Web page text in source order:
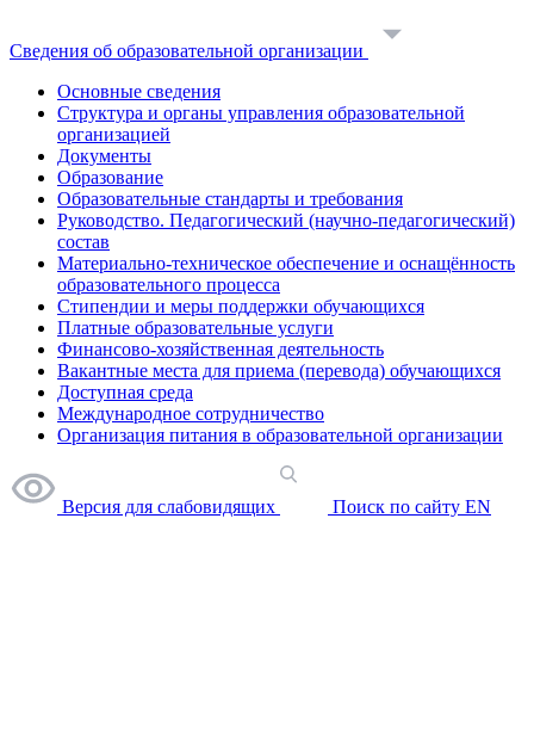
Сведения об образовательной организации
Основные сведения
Структура и органы управления образовательной
организацией
Документы
Образование
Образовательные стандарты и требования
Руководство. Педагогический (научно-педагогический)
состав
Материально-техническое обеспечение и оснащённость
образовательного процесса
Стипендии и меры поддержки обучающихся
Платные образовательные услуги
Финансово-хозяйственная деятельность
Вакантные места для приема (перевода) обучающихся
Доступная среда
Международное сотрудничество
Организация питания в образовательной организации
Версия для слабовидящих Поиск по сайту EN